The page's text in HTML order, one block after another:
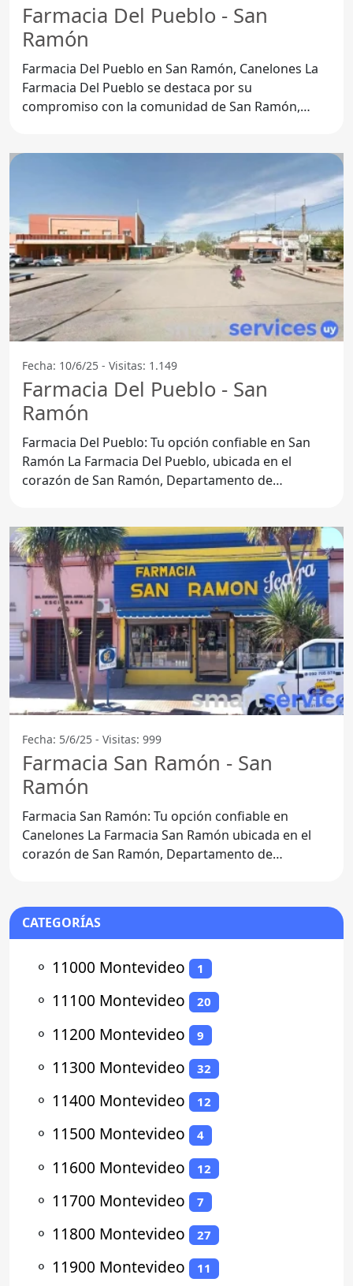
Farmacia Del Pueblo - San
Ramón
Farmacia Del Pueblo en San Ramón, Canelones La
Farmacia Del Pueblo se destaca por su
compromiso con la comunidad de San Ramón,
Fecha: 10/6/25 - Visitas: 1.149
Farmacia Del Pueblo - San
Ramón
Farmacia Del Pueblo: Tu opción confiable en San
Ramón La Farmacia Del Pueblo, ubicada en el
corazón de San Ramón, Departamento de
Fecha: 5/6/25 - Visitas: 999
Farmacia San Ramón - San
Ramón
Farmacia San Ramón: Tu opción confiable en
Canelones La Farmacia San Ramón ubicada en el
corazón de San Ramón, Departamento de
CATEGORÍAS
⚬ 11000 Montevideo 1
⚬ 11100 Montevideo 20
⚬ 11200 Montevideo 9
⚬ 11300 Montevideo 32
⚬ 11400 Montevideo 12
⚬ 11500 Montevideo 4
⚬ 11600 Montevideo 12
⚬ 11700 Montevideo 7
⚬ 11800 Montevideo 27
⚬ 11900 Montevideo 11